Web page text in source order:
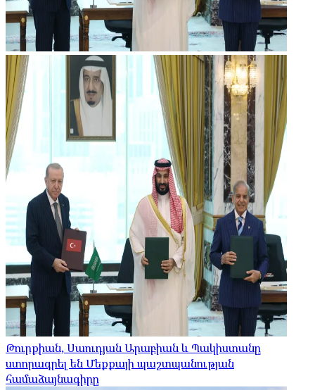
Թուրքիան, Սաուդյան Արաբիան և Պակիստանը
ստորագրել են Մեքքայի պաշտպանության
համաձայնագիրը